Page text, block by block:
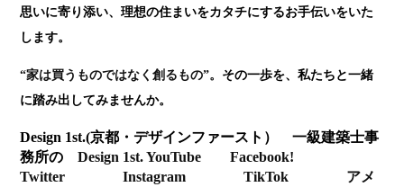
思いに寄り添い、理想の住まいをカタチにするお手伝いをいた
します。
“家は買うものではなく創るもの”。 その一歩を、私たちと一緒
に踏み出してみませんか。
Design 1st.(京都・デザインファースト） 一級建築士事
務所のDesign 1st. YouTube
Facebook!
Twitter
Instagram TikTok
アメ